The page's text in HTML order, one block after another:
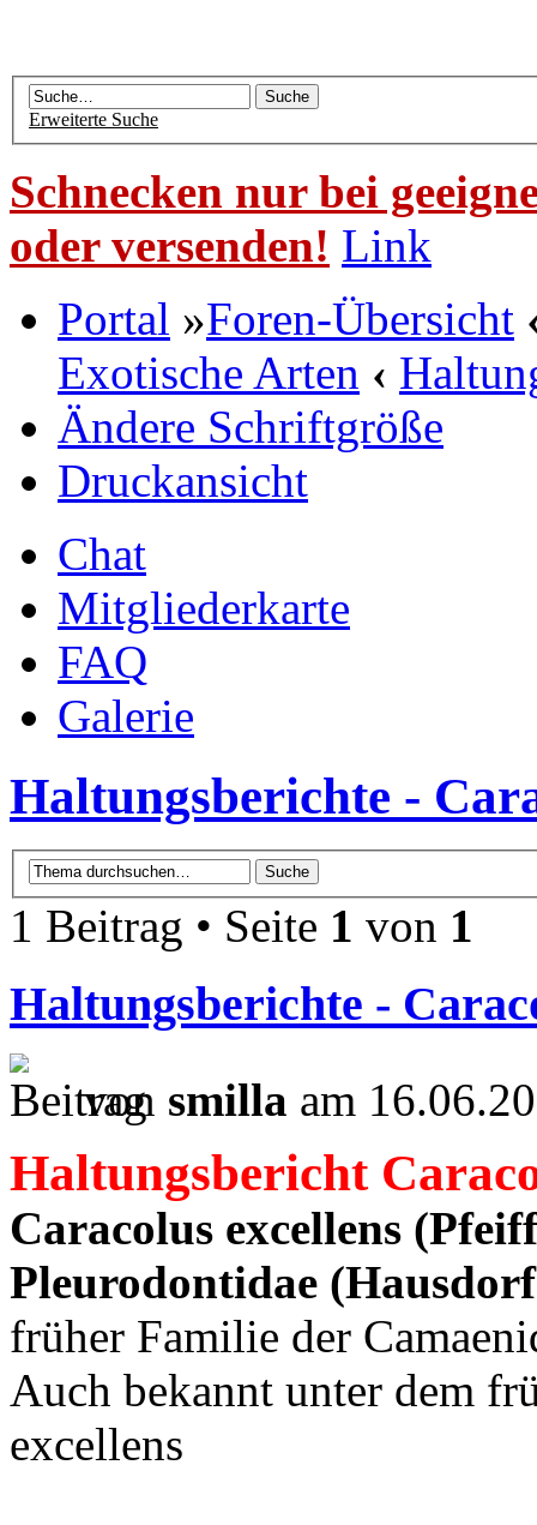
Erweiterte Suche
Schnecken nur bei
oder versenden! Link
Portal »Foren-Übersicht
Exotische Arten ‹
Ändere Schriftgröße
Druckansicht
Chat
Mitgliederkarte
FAQ
Galerie
Haltungsberichte -
1 Beitrag • Seite 1 von 1
Haltungsberichte -
von smilla am
Haltungsbericht
Caracolus excellens
Pleurodontidae
früher Familie der
Auch bekannt unter dem
excellens